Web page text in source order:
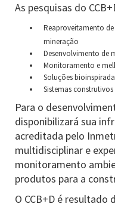
As pesquisas do
Reaproveitamento
mineração
Desenvolvimento de
Monitoramento e
Soluções
Sistemas
Para o
disponibilizará sua
acreditada pelo
multidisciplinar e
monitoramento
produtos para a
O CCB+D é resultado